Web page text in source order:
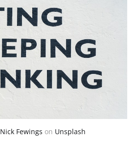
Nick Fewings on Unsplash